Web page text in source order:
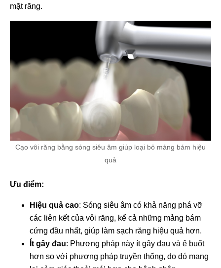
mặt răng.
Cạo vôi răng bằng sóng siêu âm giúp loại bỏ mảng bám hiệu
quả
Ưu điểm:
Hiệu quả cao: Sóng siêu âm có khả năng phá vỡ
các liên kết của vôi răng, kể cả những mảng bám
cứng đầu nhất, giúp làm sạch răng hiệu quả hơn.
Ít gây đau: Phương pháp này ít gây đau và ê buốt
hơn so với phương pháp truyền thống, do đó mang